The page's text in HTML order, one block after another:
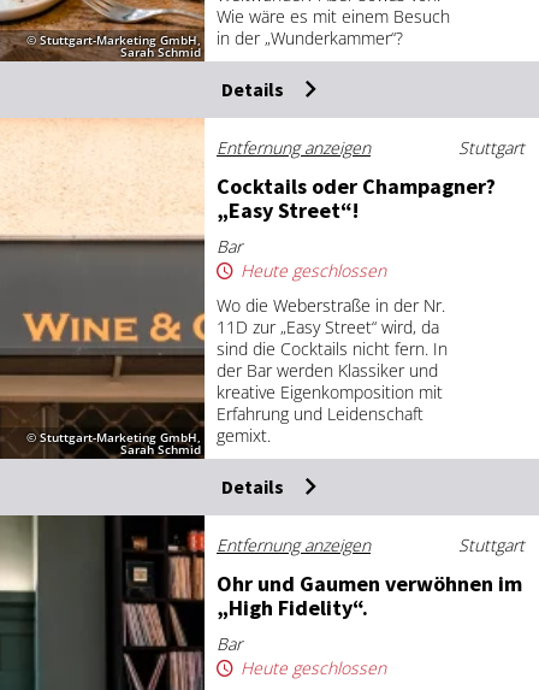
© Stuttgart-Marketing GmbH,
Sarah Schmid
Wie wäre es mit einem Besuch
in der „Wunderkammer“?
Details
© Stuttgart-Marketing GmbH,
Sarah Schmid
Entfernung anzeigen Stuttgart
Cock­tails oder Cham­pa­gner?
„Ea­sy Street“!
Bar
Heute geschlossen
Wo die Weberstraße in der Nr.
11D zur „Easy Street“ wird, da
sind die Cocktails nicht fern. In
der Bar werden Klassiker und
kreative Eigenkomposition mit
Erfahrung und Leidenschaft
gemixt.
Details
Entfernung anzeigen Stuttgart
Ohr und Gau­men ver­wöh­nen im
„High Fi­de­li­ty“.
Bar
Heute geschlossen